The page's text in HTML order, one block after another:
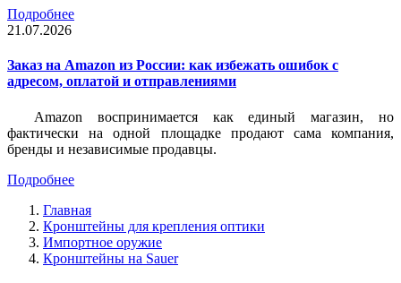
Подробнее
21.07.2026
Заказ на Amazon из России: как избежать ошибок с
адресом, оплатой и отправлениями
Amazon воспринимается как единый магазин, но
фактически на одной площадке продают сама компания,
бренды и независимые продавцы.
Подробнее
Главная
Кронштейны для крепления оптики
Импортное оружие
Кронштейны на Sauer